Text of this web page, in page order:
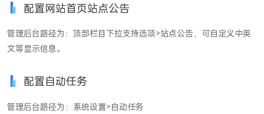
配置网站首页站点公告
管理后台路径为：顶部栏目下拉支持选项>站点公告，可自定义中英
文等显示信息。
配置自动任务
管理后台路径为：系统设置>自动任务